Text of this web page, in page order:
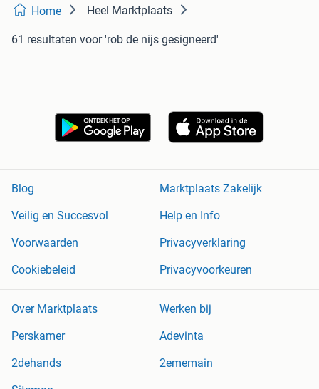
Home Heel Marktplaats
61 resultaten voor 'rob de nijs gesigneerd'
Blog
Marktplaats Zakelijk
Veilig en Succesvol
Help en Info
Voorwaarden
Privacyverklaring
Cookiebeleid
Privacyvoorkeuren
Over Marktplaats
Werken bij
Perskamer
Adevinta
2dehands
2ememain